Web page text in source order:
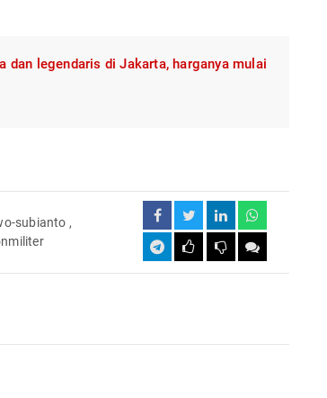
dan legendaris di Jakarta, harganya mulai
subianto ,